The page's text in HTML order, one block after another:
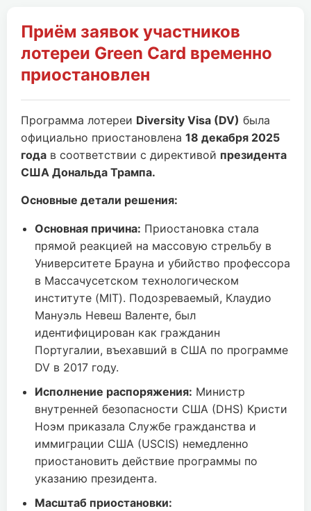
Приём заявок участников
лотереи Green Card временно
приостановлен
Программа лотереи Diversity Visa (DV) была
официально приостановлена 18 декабря 2025
года в соответствии с директивой президента
США Дональда Трампа.
Основные детали решения:
Основная причина: Приостановка стала
прямой реакцией на массовую стрельбу в
Университете Брауна и убийство профессора
в Массачусетском технологическом
институте (MIT). Подозреваемый, Клаудио
Мануэль Невеш Валенте, был
идентифицирован как гражданин
Португалии, въехавший в США по программе
DV в 2017 году.
Исполнение распоряжения: Министр
внутренней безопасности США (DHS) Кристи
Ноэм приказала Службе гражданства и
иммиграции США (USCIS) немедленно
приостановить действие программы по
указанию президента.
Масштаб приостановки: